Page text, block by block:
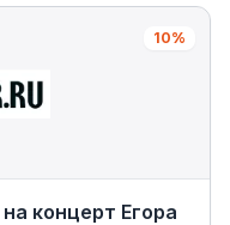
10%
концерт Егора